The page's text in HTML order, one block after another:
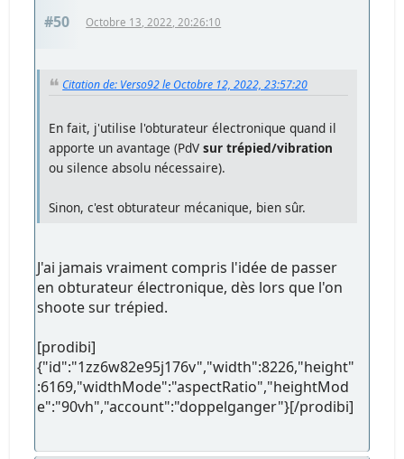
#50 Octobre 13, 2022, 20:26:10
Citation de: Verso92 le Octobre 12, 2022, 23:57:20
En fait, j'utilise l'obturateur électronique quand il
apporte un avantage (PdVsur trépied/vibration
ou silence absolu nécessaire).
Sinon, c'est obturateur mécanique, bien sûr.
J'ai jamais vraiment compris l'idée de passer
en obturateur électronique, dès lors que l'on
shoote sur trépied.
[prodibi]
{"id":"1zz6w82e95j176v","width":8226,"height"
:6169,"widthMode":"aspectRatio","heightMod
e":"90vh","account":"doppelganger"}[/prodibi]